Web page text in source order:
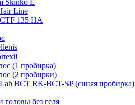
Skinko E
Line
135 HA
(1 пробирка)
(2 пробирки)
BCT RK-BCT-SP (синяя пробирка)
без геля